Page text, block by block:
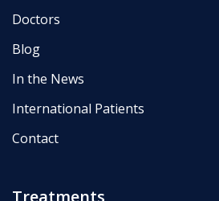
Doctors
Blog
In the News
International Patients
Contact